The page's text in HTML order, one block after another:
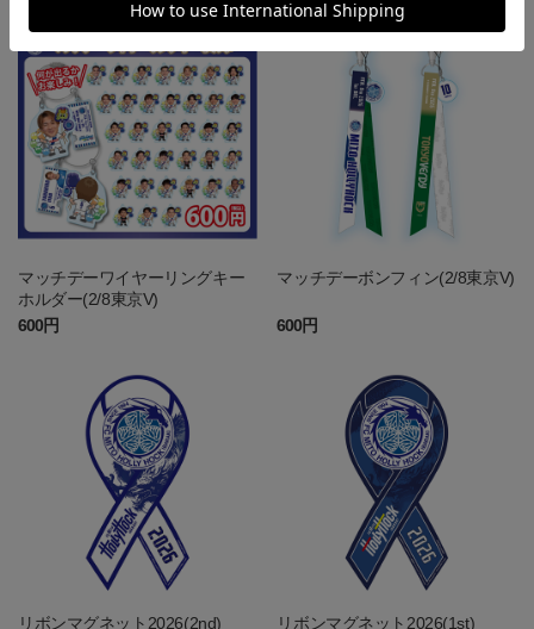
マッチデーワイヤーリングキー
ホルダー(2/8東京V)
600円
マッチデーボンフィン(2/8東京V)
600円
リボンマグネット2026(2nd)
リボンマグネット2026(1st)